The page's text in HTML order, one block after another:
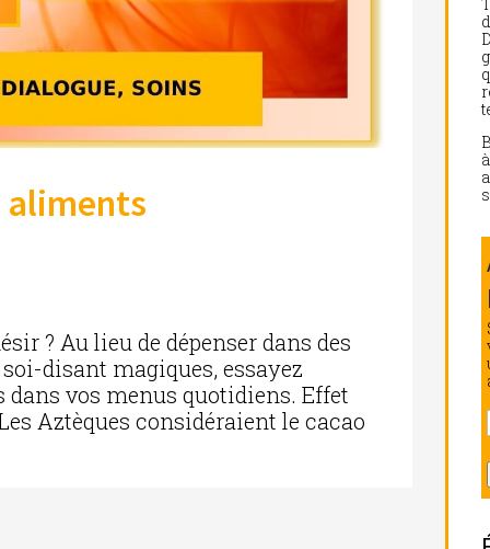
aliments
? Au lieu de dépenser dans des
disant magiques, essayez
dans vos menus quotidiens. Effet
Aztèques considéraient le cacao